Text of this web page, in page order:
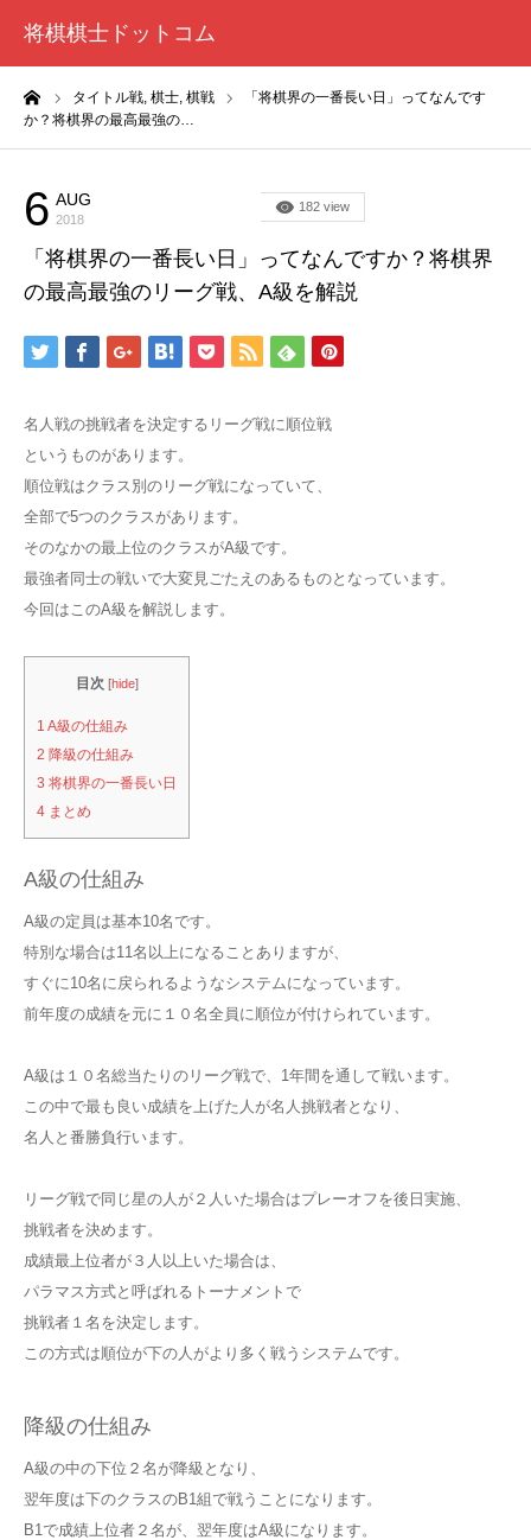
将棋棋士ドットコム
タイトル戦, 棋士, 棋戦
「将棋界の一番長い日」ってなんです
か？将棋界の最高最強の…
6 AUG
2018
182 view
「将棋界の一番長い日」ってなんですか？将棋界
の最高最強のリーグ戦、A級を解説
名人戦の挑戦者を決定するリーグ戦に順位戦
というものがあります。
順位戦はクラス別のリーグ戦になっていて、
全部で5つのクラスがあります。
そのなかの最上位のクラスがA級です。
最強者同士の戦いで大変見ごたえのあるものとなっています。
今回はこのA級を解説します。
目次 [hide]
1 A級の仕組み
2 降級の仕組み
3 将棋界の一番長い日
4 まとめ
A級の仕組み
A級の定員は基本10名です。
特別な場合は11名以上になることありますが、
すぐに10名に戻られるようなシステムになっています。
前年度の成績を元に１０名全員に順位が付けられています。
A級は１０名総当たりのリーグ戦で、1年間を通して戦います。
この中で最も良い成績を上げた人が名人挑戦者となり、
名人と番勝負行います。
リーグ戦で同じ星の人が２人いた場合はプレーオフを後日実施、
挑戦者を決めます。
成績最上位者が３人以上いた場合は、
パラマス方式と呼ばれるトーナメントで
挑戦者１名を決定します。
この方式は順位が下の人がより多く戦うシステムです。
降級の仕組み
A級の中の下位２名が降級となり、
翌年度は下のクラスのB1組で戦うことになります。
B1で成績上位者２名が、翌年度はA級になります。